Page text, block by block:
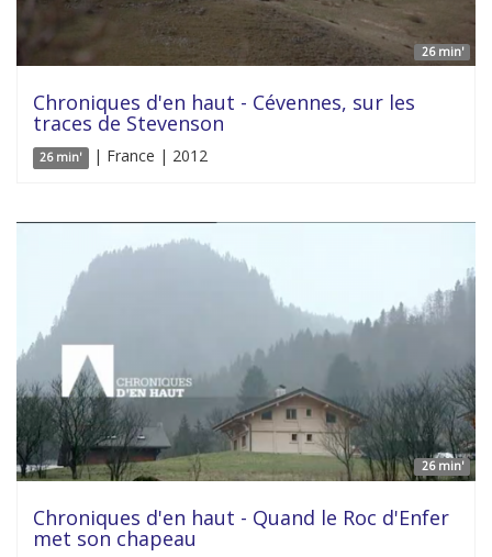
26 min'
Chroniques d'en haut - Cévennes, sur les
traces de Stevenson
26 min' | France | 2012
26 min'
Chroniques d'en haut - Quand le Roc d'Enfer
met son chapeau